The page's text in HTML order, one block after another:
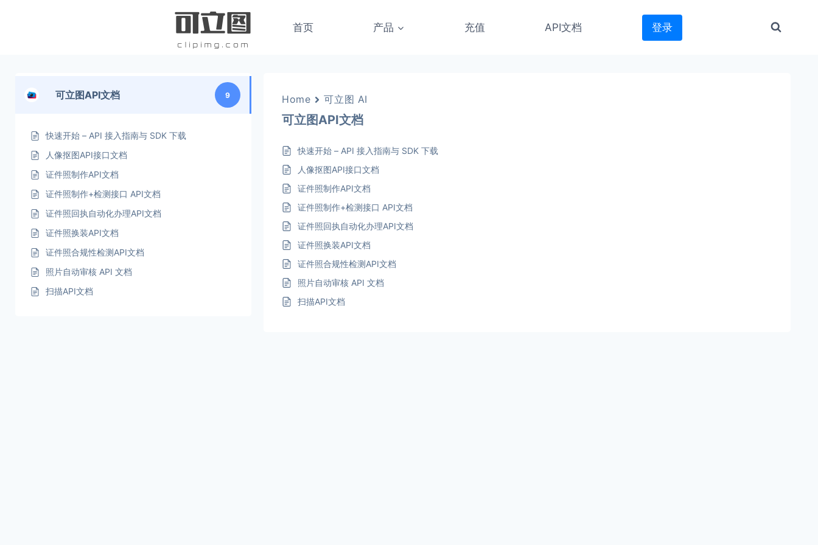
首页 产品 充值 API文档 登录
可立图API文档 9
快速开始 – API 接入指南与 SDK 下载
人像抠图API接口文档
证件照制作API文档
证件照制作+检测接口 API文档
证件照回执自动化办理API文档
证件照换装API文档
证件照合规性检测API文档
照片自动审核 API 文档
扫描API文档
Home 可立图 AI
可立图API文档
快速开始 – API 接入指南与 SDK 下载
人像抠图API接口文档
证件照制作API文档
证件照制作+检测接口 API文档
证件照回执自动化办理API文档
证件照换装API文档
证件照合规性检测API文档
照片自动审核 API 文档
扫描API文档